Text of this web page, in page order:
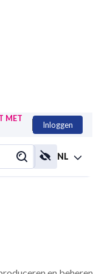
MET
Inloggen
NL